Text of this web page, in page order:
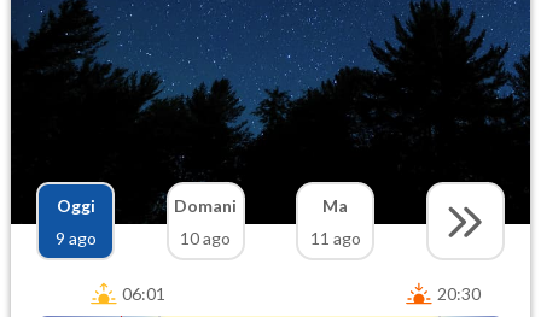
Oggi
9 ago
Domani
10 ago
Ma
11 ago
06:01 20:30